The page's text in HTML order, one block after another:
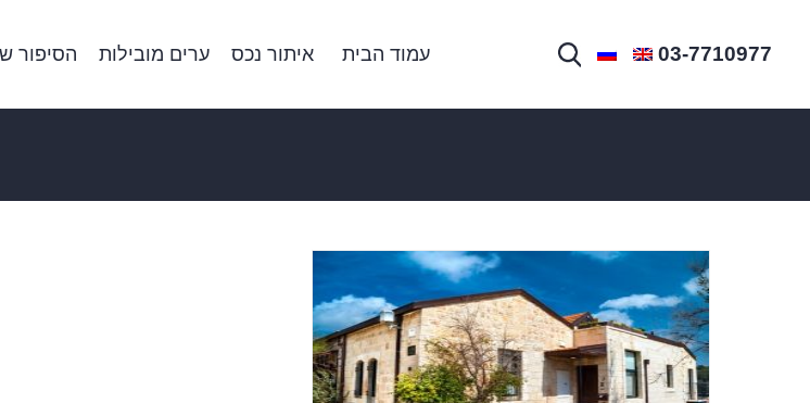
עמוד הבית איתור נכס ערים מובילות הסיפור 03-7710977